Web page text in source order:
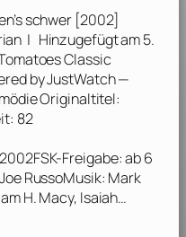
schwer [2002]
| Hinzugefügt am 5.
Classic
by JustWatch —
Originaltitel:
82
Freigabe: ab 6
RussoMusik: Mark
H. Macy, Isaiah…